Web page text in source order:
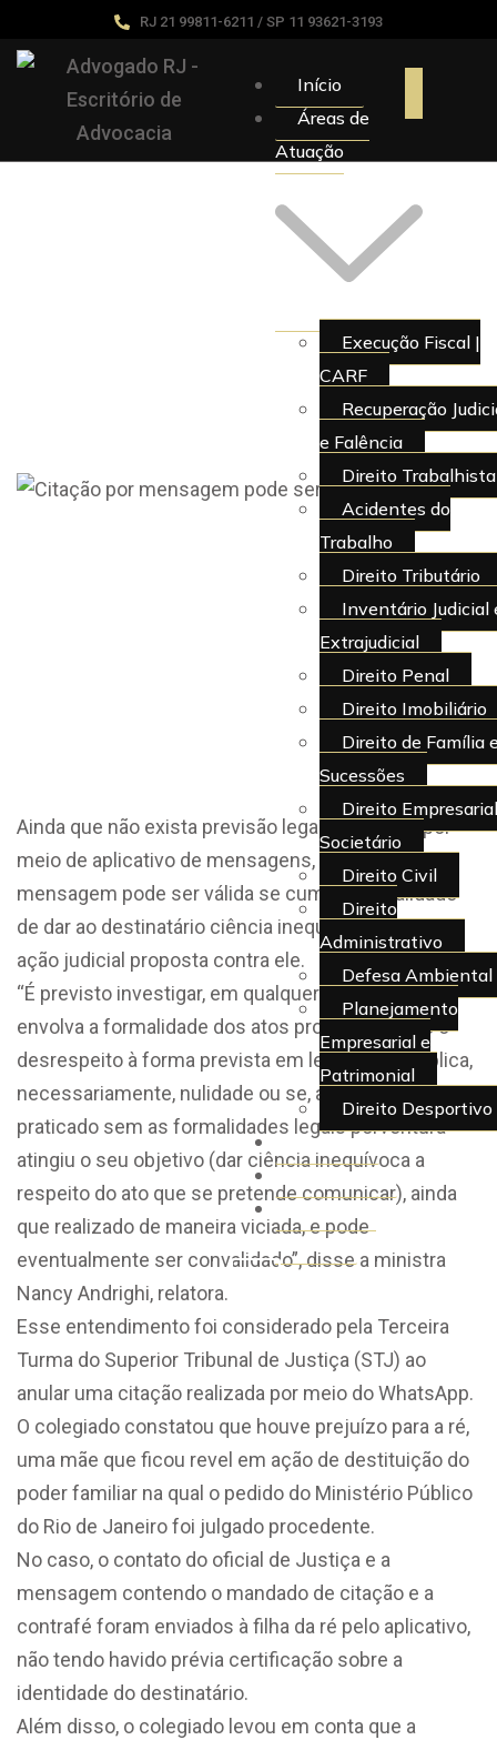
RJ 21 99811-6211 / SP 11 93621-3193
Início
Áreas de
Atuação
Execução Fiscal |
CARF
Recuperação
e Falência
Direito Trabalhista
Acidentes do
Trabalho
Direito Tributário
Inventário Judicial
Extrajudicial
Direito Penal
Direito Imobiliário
Direito de Família
Sucessões
Direito
Societário
Direito Civil
Direito
Administrativo
Defesa Ambiental
Planejamento
Empresarial e
Patrimonial
Direito Desportivo
Artigos
Juridiquês
> Área do
Cliente
Citação por aplicativo de
mensagem pode ser
válida se der ciência
inequívoca da ação
​Ainda que não exista previsão legal decitaçãopor
meio de aplicativo de mensagens, a citação por
mensagem pode ser válida se cumprir a finalidade
de dar ao destinatário ciência inequívoca sobre a
ação judicial proposta contra ele.
“É previsto investigar, em qualquer situação que
envolva a formalidade dos atos processuais, se o
desrespeito à forma prevista em lei sempre implica,
necessariamente, nulidade ou se, ao revés, o ato
praticado sem as formalidades legais porventura
atingiu o seu objetivo (dar ciência inequívoca a
respeito do ato que se pretende comunicar), ainda
que realizado de maneira viciada, e pode
eventualmente ser convalidado”, disse a ministra
Nancy Andrighi, relatora.
Esse entendimento foi considerado pela Terceira
Turma do Superior Tribunal de Justiça (STJ) ao
anular uma citação realizada por meio do WhatsApp.
O colegiado constatou que houve prejuízo para a ré,
uma mãe que ficou revel em ação de destituição do
poder familiar na qual o pedido do Ministério Público
do Rio de Janeiro foi julgado procedente.
No caso, o contato do oficial de Justiça e a
mensagem contendo o mandado de citação e a
contrafé foram enviados à filha da ré pelo aplicativo,
não tendo havido prévia certificação sobre a
identidade do destinatário.
Além disso, o colegiado levou em conta que a